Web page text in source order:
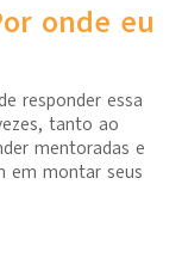
onde eu
responder essa
tanto ao
mentoradas e
em montar seus